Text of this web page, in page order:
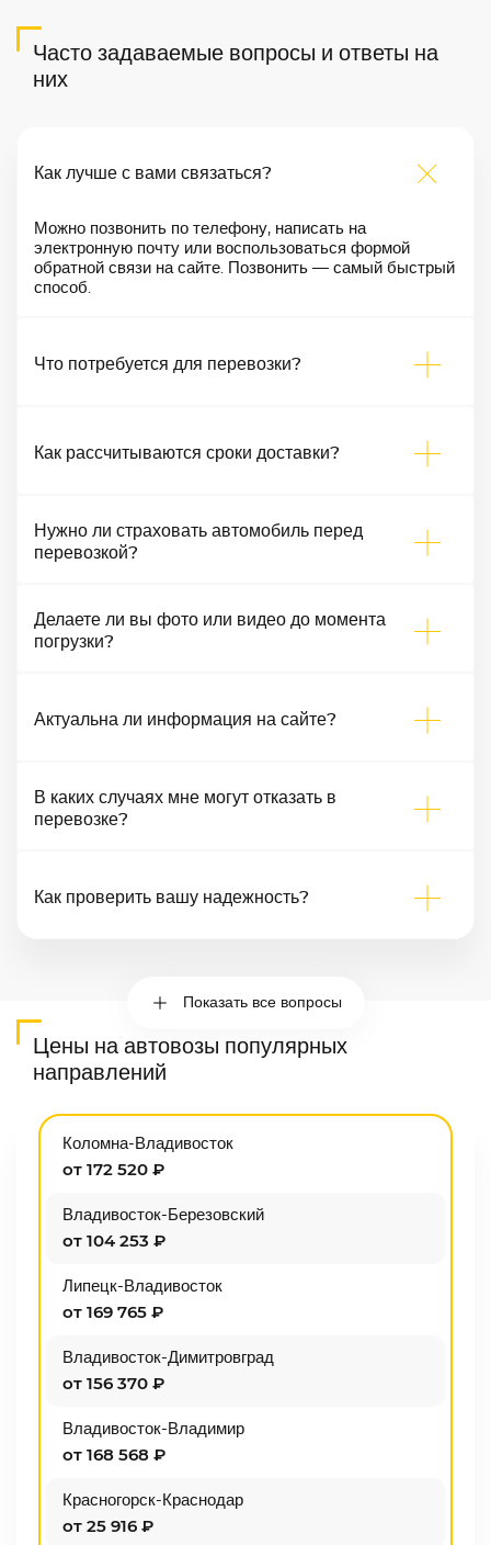
Часто задаваемые вопросы и ответы на
них
Как лучше с вами связаться?
Можно позвонить по телефону, написать на
электронную почту или воспользоваться формой
обратной связи на сайте. Позвонить — самый быстрый
способ.
Что потребуется для перевозки?
Как рассчитываются сроки доставки?
Нужно ли страховать автомобиль перед
перевозкой?
Делаете ли вы фото или видео до момента
погрузки?
Актуальна ли информация на сайте?
В каких случаях мне могут отказать в
перевозке?
Как проверить вашу надежность?
Показать все вопросы
Цены на автовозы популярных
направлений
Коломна-Владивосток
от 172 520 ₽
Владивосток-Березовский
от 104 253 ₽
Липецк-Владивосток
от 169 765 ₽
Владивосток-Димитровград
от 156 370 ₽
Владивосток-Владимир
от 168 568 ₽
Красногорск-Краснодар
от 25 916 ₽